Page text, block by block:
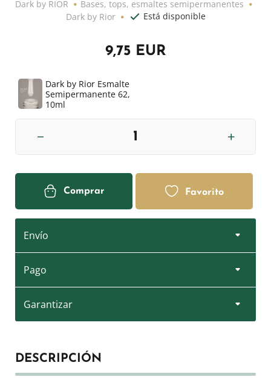
Dark by RIOR
Bases, tops, esmaltes semipermanentes
Dark by Rior
Está disponible
9,75 EUR
Dark by Rior Esmalte
Semipermanente 62,
10ml
Comprar Favorito
Envío
Pago
Garantizar
DESCRIPCIÓN